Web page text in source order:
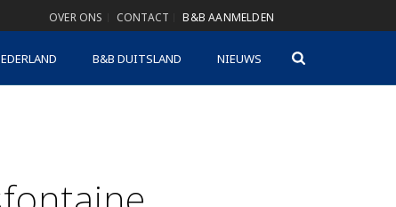
OVER ONS CONTACT B&B AANMELDEN
B&B DUITSLAND NIEUWS